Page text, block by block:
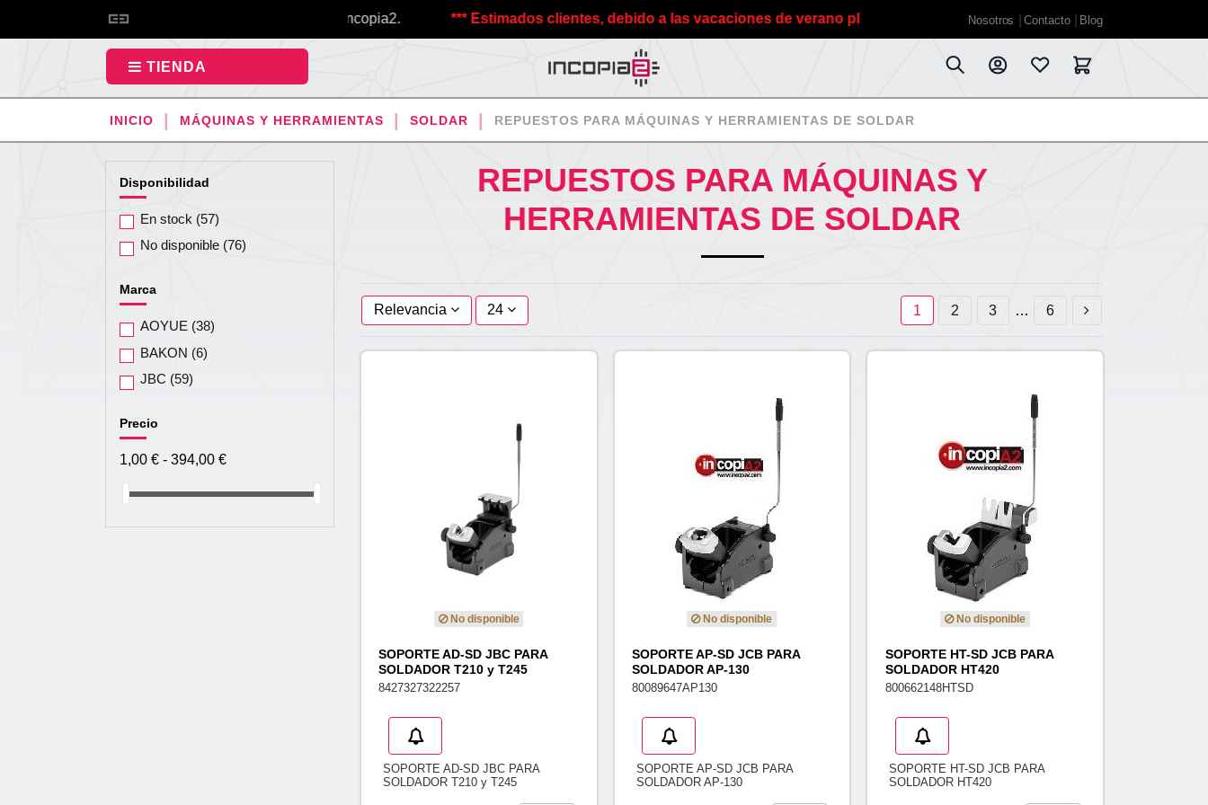
Bienvenid@s a Incopia2. *** Estimados clientes, debido a las vacaciones de verano planificadas estaremos fuera hasta el 22 de junio. Los
Nosotros Contacto Blog
TIENDA
INICIO MÁQUINAS Y HERRAMIENTAS SOLDAR REPUESTOS PARA MÁQUINAS Y HERRAMIENTAS DE SOLDAR
REPUESTOS PARA MÁQUINAS Y
HERRAMIENTAS DE SOLDAR
Relevancia 24 1 2 3 … 6
No disponible
SOPORTE AD-SD JBC PARA
SOLDADOR T210 y T245
8427327322257
SOPORTE AD-SD JBC PARA
SOLDADOR T210 y T245
No disponible
SOPORTE AP-SD JCB PARA
SOLDADOR AP-130
80089647AP130
SOPORTE AP-SD JCB PARA
SOLDADOR AP-130
No disponible
SOPORTE HT-SD JCB PARA
SOLDADOR HT420
800662148HTSD
SOPORTE HT-SD JCB PARA
SOLDADOR HT420
Disponibilidad
En stock (57)
No disponible (76)
Marca
AOYUE (38)
BAKON (6)
JBC (59)
Precio
1,00 € - 394,00 €